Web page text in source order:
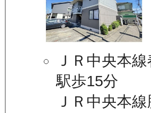
ＪＲ中央本
駅歩15分
ＪＲ中央本